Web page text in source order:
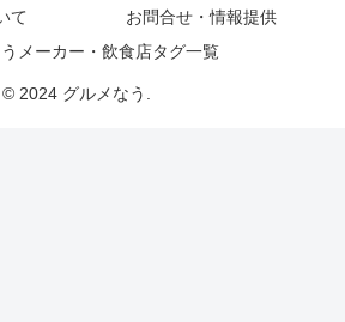
て
お問合せ・情報提供
メーカー・飲食店タグ一覧
© 2024 グルメなう.